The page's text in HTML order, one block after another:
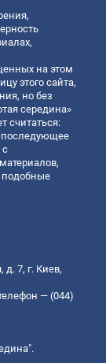
на этом
этого сайта,
но без
середина»
считаться:
последующее
с
подобные
7, г. Киев,
— (044)